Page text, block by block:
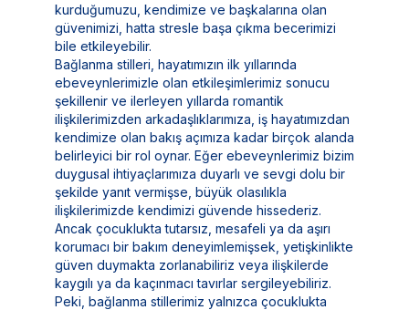
kurduğumuzu, kendimize ve başkalarına olan
güvenimizi, hatta stresle başa çıkma becerimizi
bile etkileyebilir.
Bağlanma stilleri, hayatımızın ilk yıllarında
ebeveynlerimizle olan etkileşimlerimiz sonucu
şekillenir ve ilerleyen yıllarda romantik
ilişkilerimizden arkadaşlıklarımıza, iş hayatımızdan
kendimize olan bakış açımıza kadar birçok alanda
belirleyici bir rol oynar. Eğer ebeveynlerimiz bizim
duygusal ihtiyaçlarımıza duyarlı ve sevgi dolu bir
şekilde yanıt vermişse, büyük olasılıkla
ilişkilerimizde kendimizi güvende hissederiz.
Ancak çocuklukta tutarsız, mesafeli ya da aşırı
korumacı bir bakım deneyimlemişsek, yetişkinlikte
güven duymakta zorlanabiliriz veya ilişkilerde
kaygılı ya da kaçınmacı tavırlar sergileyebiliriz.
Peki, bağlanma stillerimiz yalnızca çocuklukta